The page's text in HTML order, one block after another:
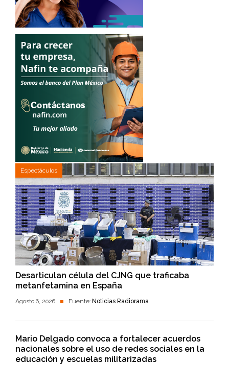
Espectáculos
Desarticulan célula del CJNG que traficaba
metanfetamina en España
Agosto 6, 2026 Fuente: Noticias Radiorama
Mario Delgado convoca a fortalecer acuerdos
nacionales sobre el uso de redes sociales en la
educación y escuelas militarizadas